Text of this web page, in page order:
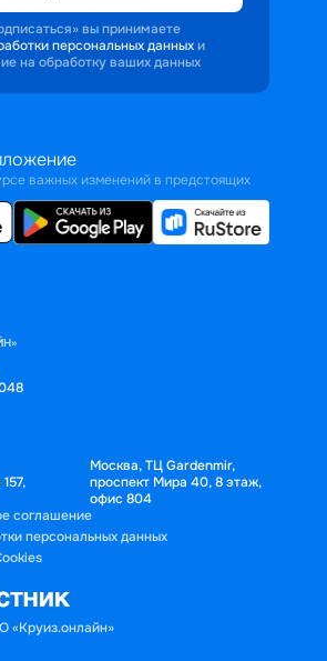
вы принимаете
персональных данных и
на обработку ваших данных
важных изменений в предстоящих
Москва, ТЦ Gardenmir,
проспект Мира 40, 8 этаж,
офис 804
«Круиз.онлайн»
соглашение
персональных данных